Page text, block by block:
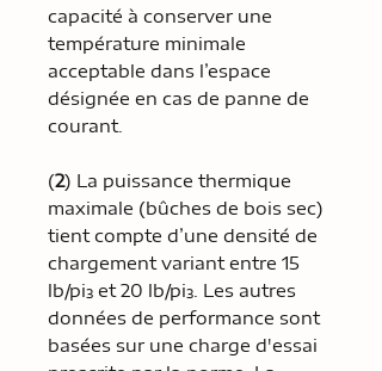
capacité à conserver une
température minimale
acceptable dans l’espace
désignée en cas de panne de
courant.
(2) La puissance thermique
maximale (bûches de bois sec)
tient compte d’une densité de
chargement variant entre 15
lb/pi³ et 20 lb/pi³. Les autres
données de performance sont
basées sur une charge d'essai